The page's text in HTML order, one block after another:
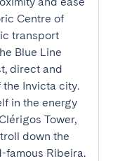
Centre of
transport
Blue Line
direct and
Invicta city.
in the energy
Tower,
down the
famous Ribeira.